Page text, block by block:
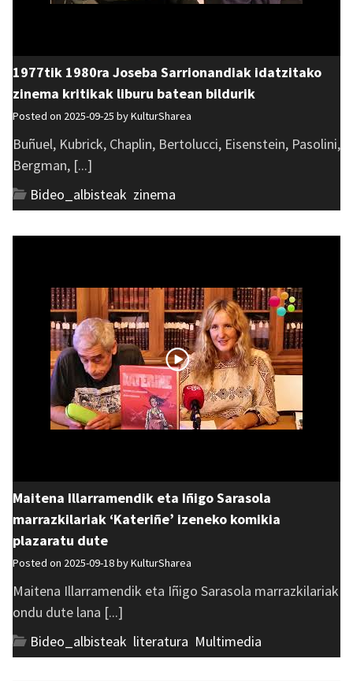
1977tik 1980ra Joseba Sarrionandiak idatzitako
zinema kritikak liburu batean bildurik
Posted on 2025-09-25 byKulturSharea
Buñuel, Kubrick, Chaplin, Bertolucci, Eisenstein, Pasolini,
Bergman, [...]
Bideo_albisteak zinema
Maitena Illarramendik eta Iñigo Sarasola
marrazkilariak ‘Kateriñe’ izeneko komikia
plazaratu dute
Posted on 2025-09-18 byKulturSharea
Maitena Illarramendik eta Iñigo Sarasola marrazkilariak
ondu dute lana [...]
Bideo_albisteak literatura Multimedia